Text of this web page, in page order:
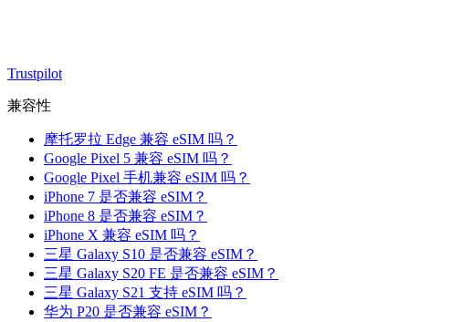
Trustpilot
兼容性
摩托罗拉 Edge 兼容 eSIM 吗？
Google Pixel 5 兼容 eSIM 吗？
Google Pixel 手机兼容 eSIM 吗？
iPhone 7 是否兼容 eSIM？
iPhone 8 是否兼容 eSIM？
iPhone X 兼容 eSIM 吗？
三星 Galaxy S10 是否兼容 eSIM？
三星 Galaxy S20 FE 是否兼容 eSIM？
三星 Galaxy S21 支持 eSIM 吗？
华为 P20 是否兼容 eSIM？